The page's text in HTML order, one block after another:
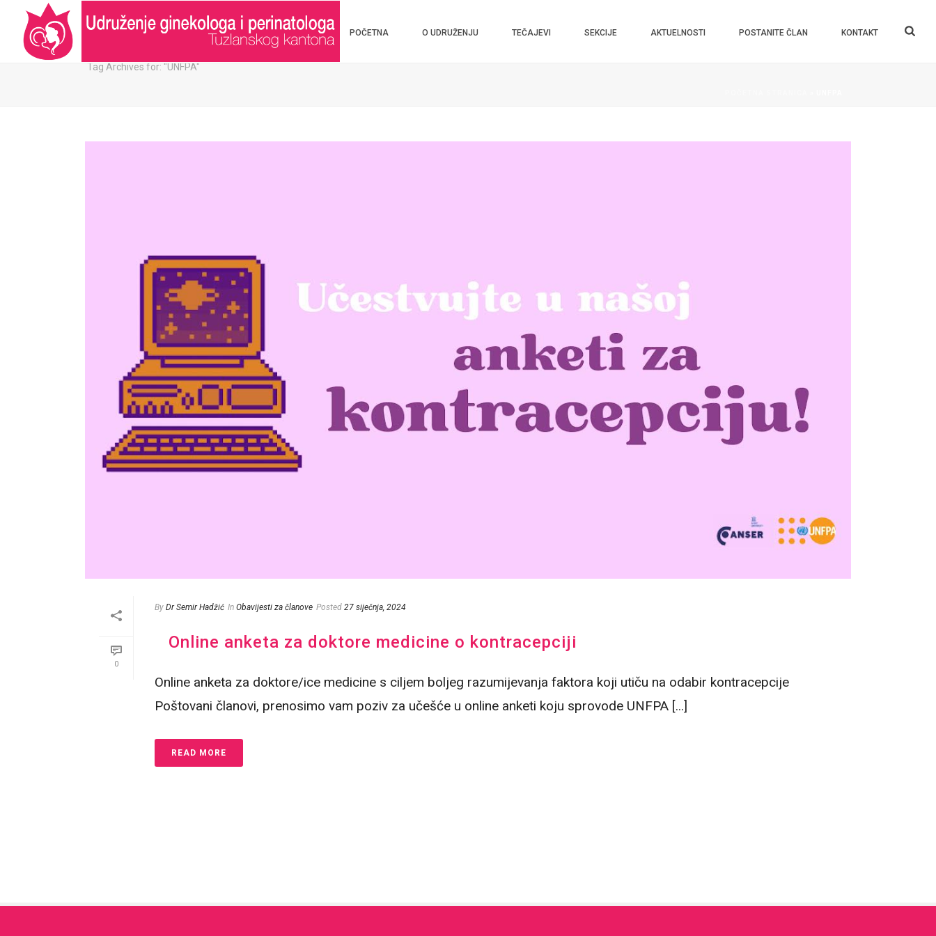
POČETNA O UDRUŽENJU TEČAJEVI SEKCIJE AKTUELNOSTI POSTANITE ČLAN KONTAKT
ARHIVA:
Tag Archives for: "UNFPA"
0
By Dr Semir Hadžić In Obavijesti za članove Posted 27 siječnja, 2024
Online anketa za doktore medicine o kontracepciji
Online anketa za doktore/ice medicine s ciljem boljeg razumijevanja faktora koji utiču na odabir kontracepcije
Poštovani članovi, prenosimo vam poziv za učešće u online anketi koju sprovode UNFPA [...]
READ MORE